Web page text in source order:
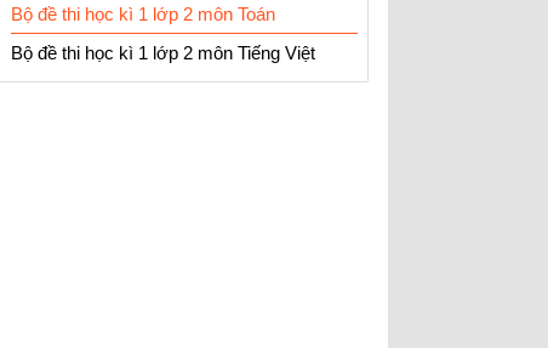
Bộ đề thi học kì 1 lớp 2 môn Toán
Bộ đề thi học kì 1 lớp 2 môn Tiếng Việt